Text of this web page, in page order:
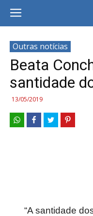
Outras notícias
Beata
santidade
13/05/2019
“A santidade